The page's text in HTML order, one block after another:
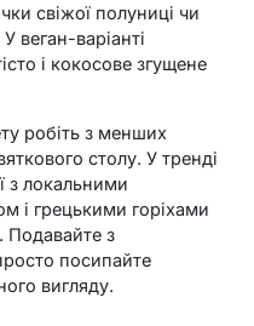
свіжої полуниці чи
веган-варіанті
і кокосове згущене
робіть з менших
столу. У тренді
з локальними
і грецькими горіхами
Подавайте з
посипайте
вигляду.